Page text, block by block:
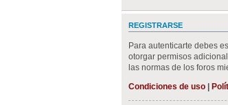
REGISTRARSE
Para autenticarte debes
otorgar permisos
las normas de los foros
Condiciones de uso